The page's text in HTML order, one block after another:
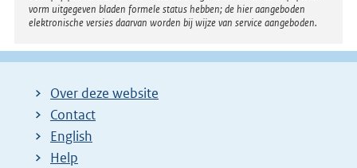
vorm uitgegeven bladen formele status hebben; de hier aangeboden
elektronische versies daarvan worden bij wijze van service aangeboden.
Over deze website
Contact
English
Help